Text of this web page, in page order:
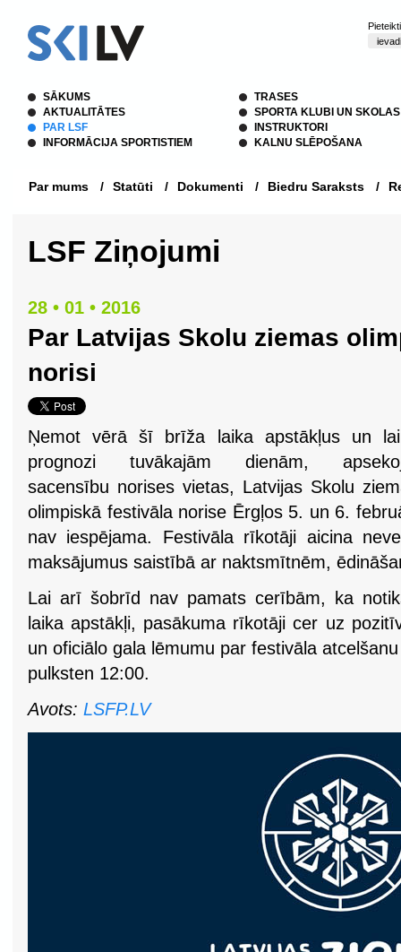
SĀKUMS
AKTUALITĀTES
PAR LSF
INFORMĀCIJA SPORTISTIEM
TRASES
SPORTA KLUBI UN SKOLAS
INSTRUKTORI
KALNU SLĒPOŠANA
Par mums / Statūti / Dokumenti / Biedru Saraksts /
LSF Ziņojumi
28 • 01 • 2016
Par Latvijas Skolu ziemas
norisi
Ņemot vērā šī brīža laika apstākļus un
prognozi tuvākajām dienām,
sacensību norises vietas, Latvijas Skolu
olimpiskā festivāla norise Ērgļos 5. un 6.
nav iespējama. Festivāla rīkotāji aicina
maksājumus saistībā ar naktsmītnēm,
Lai arī šobrīd nav pamats cerībām, ka
laika apstākļi, pasākuma rīkotāji cer uz
un oficiālo gala lēmumu par festivāla
pulksten 12:00.
Avots: LSFP.LV